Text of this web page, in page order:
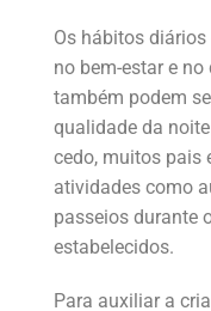
Os hábitos
no bem-estar e
também podem
qualidade da
cedo, muitos pais
atividades como
passeios durante
estabelecidos.
Para auxiliar a